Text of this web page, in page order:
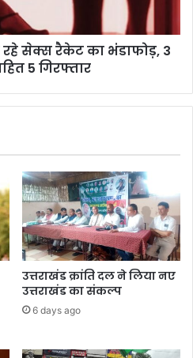
रहे सेक्स रैकेट का भंडाफोड़, 3
5 गिरफ्तार
उत्तराखंड क्रांति दल ने लिया नए
उत्तराखंड का संकल्प
6 days ago